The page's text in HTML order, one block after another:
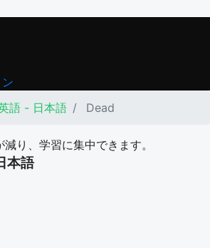
語 - 日本語 Dead
り、学習に集中できます。
本語